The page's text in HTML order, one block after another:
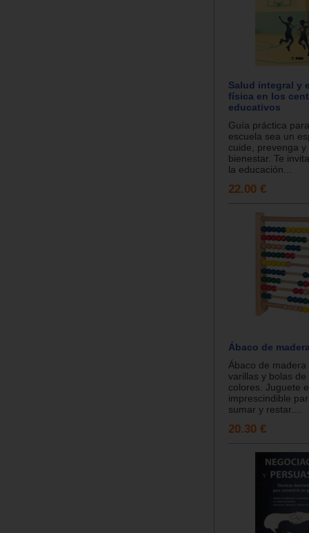
Salud integral y
física en los
educativos
Guía práctica
escuela sea un
cuide, prevenga
bienestar. Te
la educación...
22.00 €
Ábaco de
Ábaco de madera
varillas y bolas
colores. Juguete
imprescindible
sumar y restar....
20.30 €